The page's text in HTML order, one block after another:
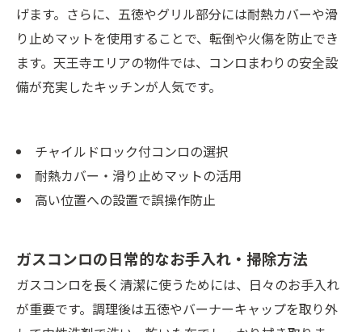
げます。さらに、五徳やグリル部分には耐熱カバーや滑
り止めマットを使用することで、転倒や火傷を防止でき
ます。天王寺エリアの物件では、コンロまわりの安全設
備が充実したキッチンが人気です。
チャイルドロック付コンロの選択
耐熱カバー・滑り止めマットの活用
高い位置への設置で誤操作防止
ガスコンロの日常的なお手入れ・掃除方法
ガスコンロを長く清潔に使うためには、日々のお手入れ
が重要です。調理後は五徳やバーナーキャップを取り外